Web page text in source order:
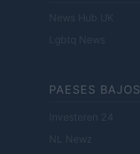
News Hub UK
Lgbtq News
PAESES BAJOS
Investeren 24
NL Newz